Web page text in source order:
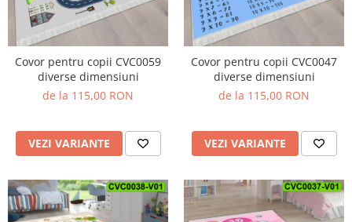
Covor pentru copii CVC0059
diverse dimensiuni
de la 115,00 RON
VEZI VARIANTE
Covor pentru copii CVC0047
diverse dimensiuni
de la 115,00 RON
VEZI VARIANTE